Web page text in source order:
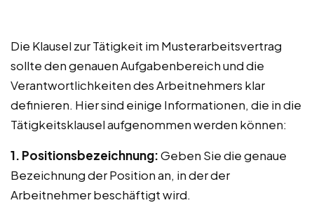
Die Klausel zur Tätigkeit im Musterarbeitsvertrag
sollte den genauen Aufgabenbereich und die
Verantwortlichkeiten des Arbeitnehmers klar
definieren. Hier sind einige Informationen, die in die
Tätigkeitsklausel aufgenommen werden können:
1. Positionsbezeichnung:Geben Sie die genaue
Bezeichnung der Position an, in der der
Arbeitnehmer beschäftigt wird.